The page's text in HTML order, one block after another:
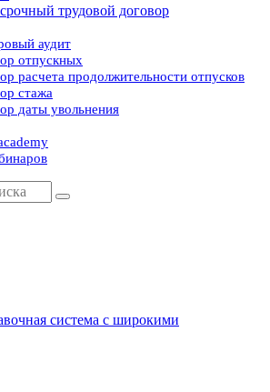
трудовой договор
аудит
отпускных
расчета продолжительности отпусков
стажа
даты увольнения
система с широкими